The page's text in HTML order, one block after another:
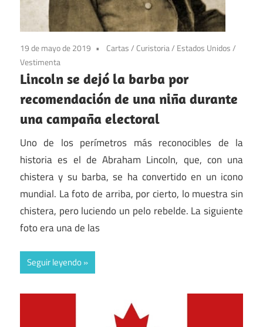
19 de mayo de 2019 Cartas/ Curistoria/ Estados Unidos/
Vestimenta
Lincoln se dejó la barba por
recomendación de una niña durante
una campaña electoral
Uno de los perímetros más reconocibles de la
historia es el de Abraham Lincoln, que, con una
chistera y su barba, se ha convertido en un icono
mundial. La foto de arriba, por cierto, lo muestra sin
chistera, pero luciendo un pelo rebelde. La siguiente
foto era una de las
Seguir leyendo